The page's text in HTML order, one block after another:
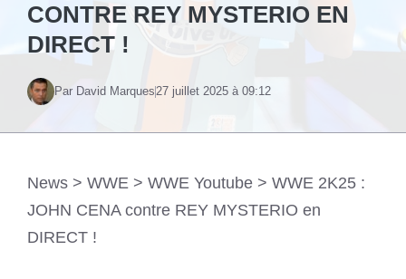
CONTRE REY MYSTERIO EN
DIRECT !
Par David Marques27 juillet 2025 à 09:12
News > WWE > WWE Youtube > WWE 2K25 :
JOHN CENA contre REY MYSTERIO en
DIRECT !